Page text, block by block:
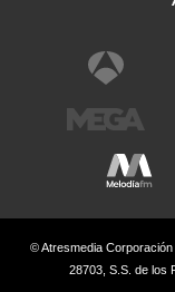
© Atresmedia Corporación
28703, S.S. de los